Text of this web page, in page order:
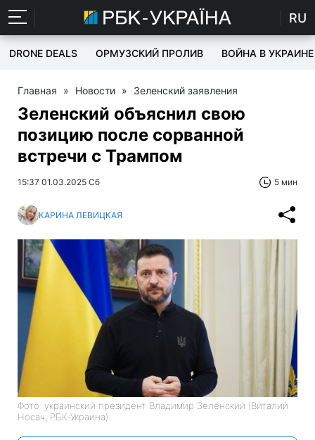
RU
DRONE DEALS ОРМУЗСКИЙ ПРОЛИВ ВОЙНА В УКРАИНЕ
Главная » Новости » Зеленский заявления
Зеленский объяснил свою
позицию после сорванной
встречи с Трампом
15:37 01.03.2025 Сб 5 мин
КАРИНА ЛЕВИЦКАЯ
Фото: украинский президент Владимир Зеленский (Виталий
Носач, РБК-Украина)